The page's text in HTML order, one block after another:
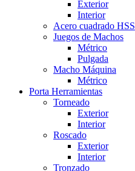
Exterior
Interior
Acero cuadrado HSS
Juegos de Machos
Métrico
Pulgada
Macho Máquina
Métrico
Porta Herramientas
Torneado
Exterior
Interior
Roscado
Exterior
Interior
Tronzado